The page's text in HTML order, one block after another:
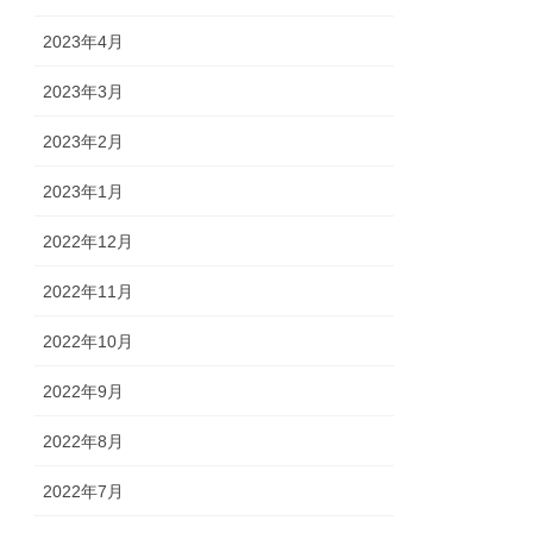
2023年4月
2023年3月
2023年2月
2023年1月
2022年12月
2022年11月
2022年10月
2022年9月
2022年8月
2022年7月